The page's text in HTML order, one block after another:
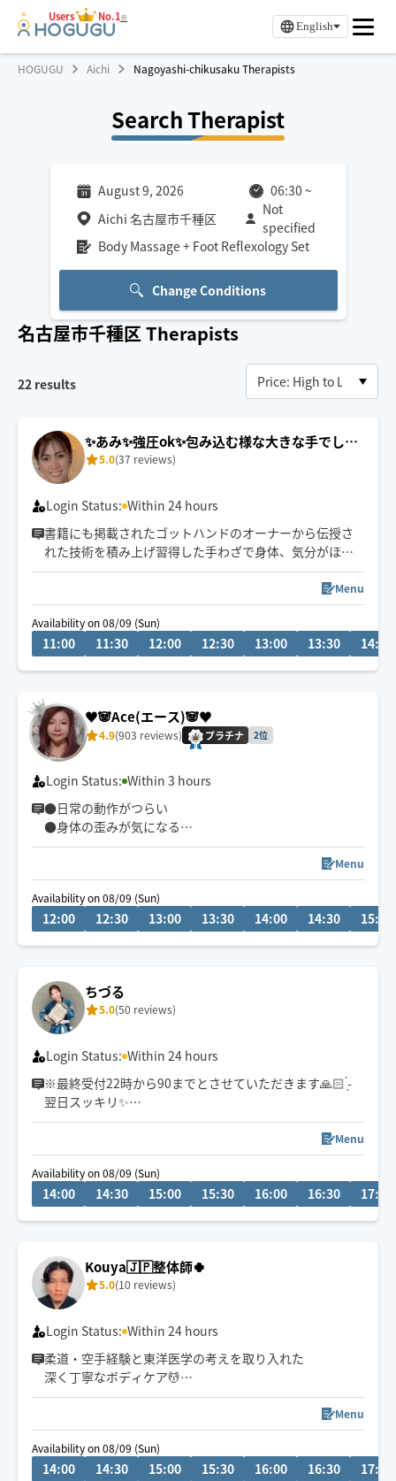
Users No.1※
English
HOGUGU Aichi Nagoyashi-chikusaku Therapists
Search Therapist
August 9, 2026 06:30 ~
Aichi 名古屋市千種区
Not
specified
Body Massage + Foot Reflexology Set
Change Conditions
名古屋市千種区Therapists
22 results
✨あみ✨強圧ok✨包み込む様な大きな手でしっ
かり解します
5.0(37 reviews)
Login Status: Within 24 hours
書籍にも掲載されたゴットハンドのオーナーから伝授さ
れた技術を積み上げ習得した手わざで身体、気分がほぐ
れるひとときをご提供します。色々なサロンで経験あり
ストレッチ、フェイシャル、ヘッドスパ、ハンドケア
組み合わせも可◎
時間に空きがある場合は、延長して頂く事も可能です。
Menu
Availability on 08/09 (Sun)
11:00 11:30 12:00 12:30 13:00 13:30 14:00
♥️🐼Ace(エース)🐼♥️
4.9(903 reviews) プラチナ 2位
Login Status: Within 3 hours
●日常の動作がつらい
●身体の歪みが気になる
●趣味や仕事のパフォーマンスを良くしたい
どんなお悩みにも真摯に向き合い身体の痛みや不調、お
客様の気になる所をその場しのぎではなく"根本"から対
応させて頂きます
足の浮腫み
末端冷え性
お客様の身体に合った施術でメニューをご提案させて頂
きます👏
小さなお子さまやペットが居るお宅も歓迎です🐶😺
Menu
Availability on 08/09 (Sun)
12:00 12:30 13:00 13:30 14:00 14:30 15:00
ちづる
5.0(50 reviews)
Login Status: Within 24 hours
※最終受付22時から90までとさせていただきます🙏🏻 ̖́-
翌日スッキリ✨️
全身を緩めてしっかり揉みほぐします🕊 ͗ ͗〰︎︎♡
Menu
Availability on 08/09 (Sun)
14:00 14:30 15:00 15:30 16:00 16:30 17:00
Kouya🇯🇵整体師🍀
5.0(10 reviews)
Login Status: Within 24 hours
柔道・空手経験と東洋医学の考えを取り入れた
深く丁寧なボディケア💆
首肩腰の重だるさや全身疲労には
おすすめです😊
Menu
Availability on 08/09 (Sun)
14:00 14:30 15:00 15:30 16:00 16:30 17:00